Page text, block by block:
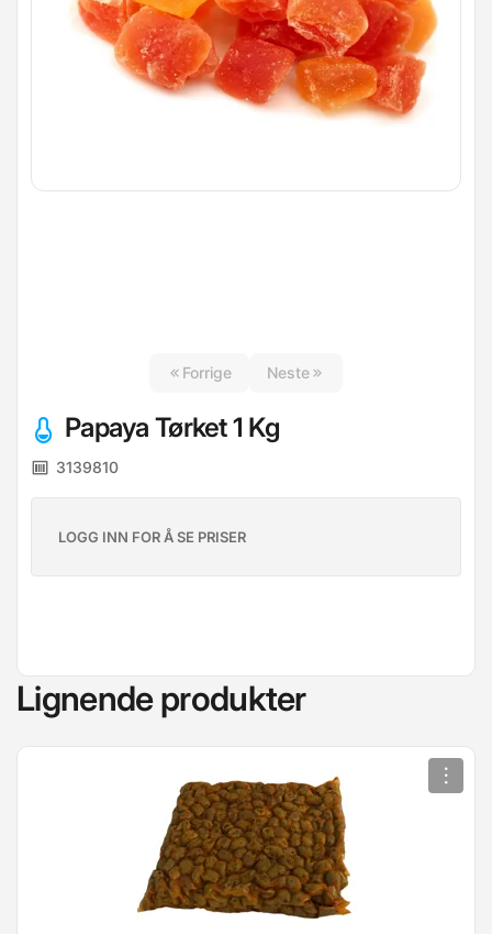
Forrige Neste
Papaya Tørket 1 Kg
3139810
LOGG INN FOR Å SE PRISER
Lignende produkter